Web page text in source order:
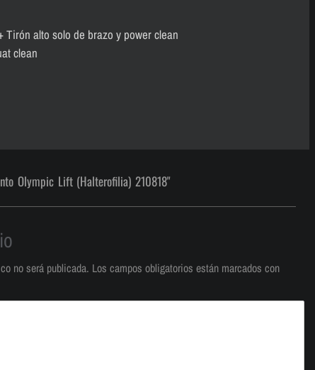
Tirón alto solo de brazo y power clean
clean
Olympic Lift (Halterofilia) 210818"
no será publicada. Los campos obligatorios están marcados con